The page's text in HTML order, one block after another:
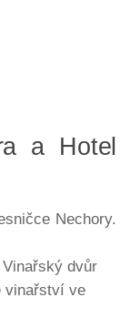
a Hotel
Nechory.
dvůr
vinařství ve